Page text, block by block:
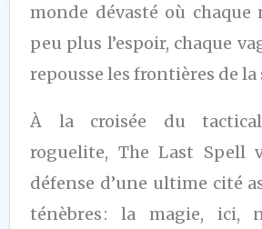
monde dévasté où
peu plus l’espoir, chaque
repousse les frontières de la
À la croisée du
roguelite, The Last Spell
défense d’une ultime cité
ténèbres : la magie, ici,